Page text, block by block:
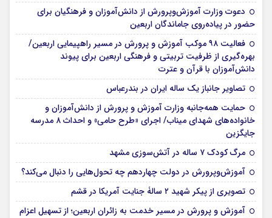
دعوت وزارت آموزش‌وپرورش از دانش‌آموزان و فرهنگیان برای
حضور در پیاده‌روی جاماندگان اربعین
فعالیت ۹۸ موکب آموزش و پرورش در مسیر راهپیمایی اربعین/
بهره‌گیری از ظرفیت تربیتی و فرهنگی اربعین برای پیوند
دانش‌آموزان با قرآن و عترت
تصاویر جانباز یک ساله ایران در بندرعباس
حمایت همه‌جانبه وزارت آموزش و پرورش از دانش‌آموزان و
خانواده‌های شهدای میناب/ اجرای «طرح حامی» و احداث ۸ مدرسه
جایگزین
مرگ کودک ۷ ساله در آتش‌سوزی مشهد
آموزش‌وپرورش در دولت چهاردهم چه تحول‌هایی را دنبال می‌کند؟
تصویری از پیکر شهید ۲ سالۀ جنایت آمریکا در قشم
آموزش و پرورش در مسیر خدمت به زائران اربعین؛ از تسهیل اعزام